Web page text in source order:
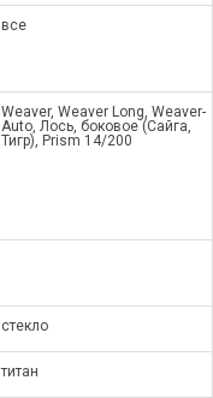
все
Weaver, Weaver Long, Weaver-
Auto, Лось, боковое (Сайга,
Тигр), Prism 14/200
стекло
титан